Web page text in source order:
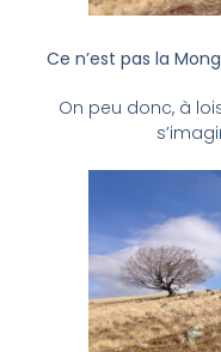
Ce n’est pas la
On peu donc, à